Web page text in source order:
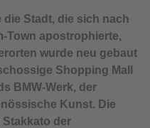
Stadt, die sich nach
Town apostrophierte,
wurde neu gebaut
Shopping Mall
BMW-Werk, der
Kunst. Die
Stakkato der